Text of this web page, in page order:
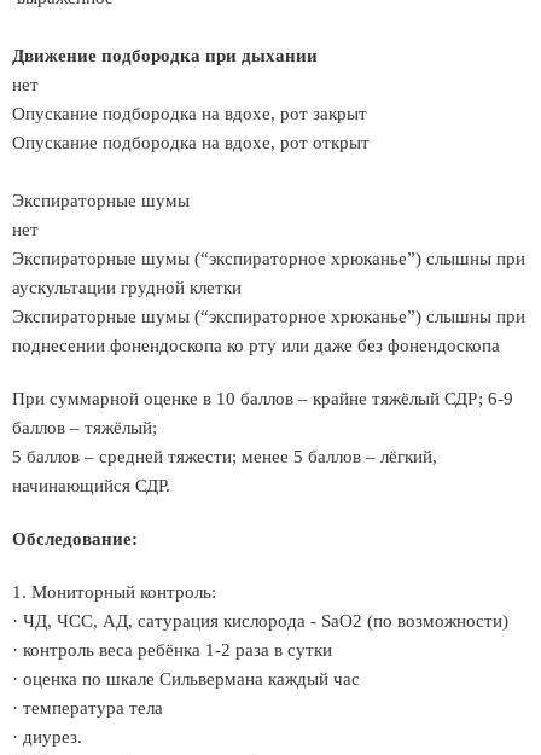
Движение подбородка при дыхании
нет
Опускание подбородка на вдохе, рот закрыт
Опускание подбородка на вдохе, рот открыт
Экспираторные шумы
нет
Экспираторные шумы (“экспираторное хрюканье”) слышны при
аускультации грудной клетки
Экспираторные шумы (“экспираторное хрюканье”) слышны при
поднесении фонендоскопа ко рту или даже без фонендоскопа
При суммарной оценке в 10 баллов – крайне тяжёлый СДР; 6-9
баллов – тяжёлый;
5 баллов – средней тяжести; менее 5 баллов – лёгкий,
начинающийся СДР.
Обследование:
1. Мониторный контроль:
· ЧД, ЧСС, АД, сатурация кислорода - SaO2 (по возможности)
· контроль веса ребёнка 1-2 раза в сутки
· оценка по шкале Сильвермана каждый час
· температура тела
· диурез.